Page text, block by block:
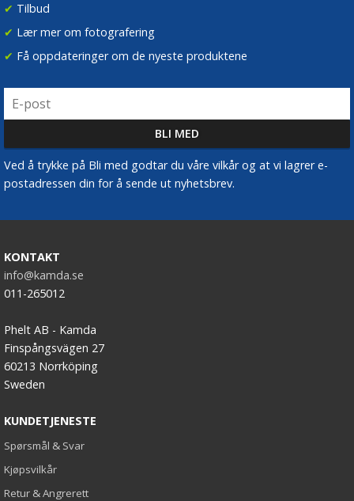
✔ Tilbud
✔ Lær mer om fotografering
✔ Få oppdateringer om de nyeste produktene
Ved å trykke på Bli med godtar du våre vilkår og at vi lagrer e-
postadressen din for å sende ut nyhetsbrev.
KONTAKT
info@kamda.se
011-265012
Phelt AB - Kamda
Finspångsvägen 27
60213 Norrköping
Sweden
KUNDETJENESTE
Spørsmål & Svar
Kjøpsvilkår
Retur & Angrerett